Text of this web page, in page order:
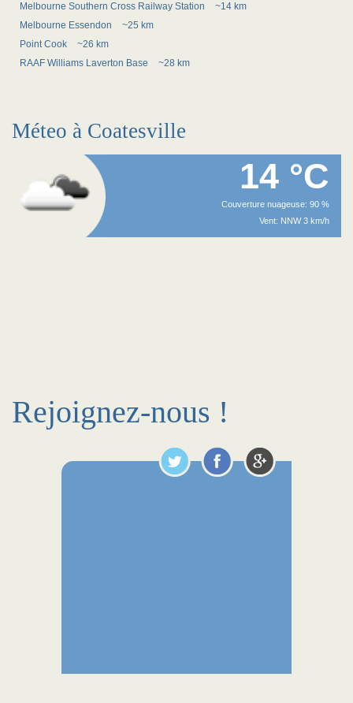
Melbourne Southern Cross Railway Station
~14 km
Melbourne Essendon
~25 km
Point Cook
~26 km
RAAF Williams Laverton Base
~28 km
Méteo à Coatesville
14 °C
Couverture nuageuse: 90 %
Vent: NNW 3 km/h
Rejoignez-nous !